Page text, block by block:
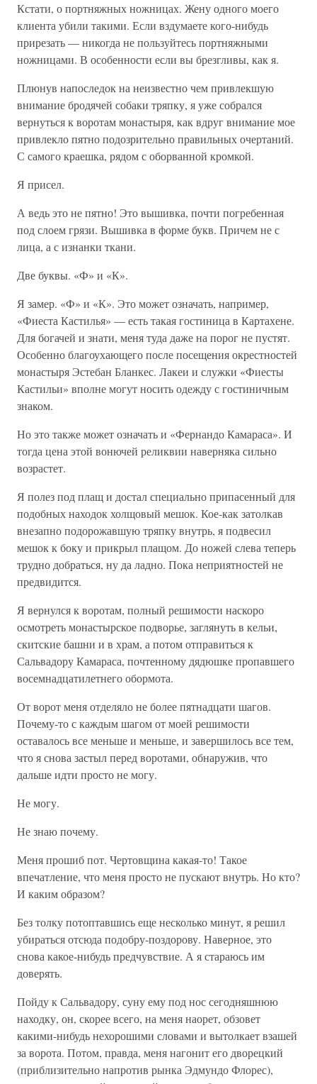
Кстати, о портняжных ножницах. Жену одного моего
клиента убили такими. Если вздумаете кого-нибудь
прирезать — никогда не пользуйтесь портняжными
ножницами. В особенности если вы брезгливы, как я.
Плюнув напоследок на неизвестно чем привлекшую
внимание бродячей собаки тряпку, я уже собрался
вернуться к воротам монастыря, как вдруг внимание мое
привлекло пятно подозрительно правильных очертаний.
С самого краешка, рядом с оборванной кромкой.
Я присел.
А ведь это не пятно! Это вышивка, почти погребенная
под слоем грязи. Вышивка в форме букв. Причем не с
лица, а с изнанки ткани.
Две буквы. «Ф» и «К».
Я замер. «Ф» и «К». Это может означать, например,
«Фиеста Кастилья» — есть такая гостиница в Картахене.
Для богачей и знати, меня туда даже на порог не пустят.
Особенно благоухающего после посещения окрестностей
монастыря Эстебан Бланкес. Лакеи и служки «Фиесты
Кастильи» вполне могут носить одежду с гостиничным
знаком.
Но это также может означать и «Фернандо Камараса». И
тогда цена этой вонючей реликвии наверняка сильно
возрастет.
Я полез под плащ и достал специально припасенный для
подобных находок холщовый мешок. Кое-как затолкав
внезапно подорожавшую тряпку внутрь, я подвесил
мешок к боку и прикрыл плащом. До ножей слева теперь
трудно добраться, ну да ладно. Пока неприятностей не
предвидится.
Я вернулся к воротам, полный решимости наскоро
осмотреть монастырское подворье, заглянуть в кельи,
скитские башни и в храм, а потом отправиться к
Сальвадору Камараса, почтенному дядюшке пропавшего
восемнадцатилетнего обормота.
От ворот меня отделяло не более пятнадцати шагов.
Почему-то с каждым шагом от моей решимости
оставалось все меньше и меньше, и завершилось все тем,
что я снова застыл перед воротами, обнаружив, что
дальше идти просто не могу.
Не могу.
Не знаю почему.
Меня прошиб пот. Чертовщина какая-то! Такое
впечатление, что меня просто не пускают внутрь. Но кто?
И каким образом?
Без толку потоптавшись еще несколько минут, я решил
убираться отсюда подобру-поздорову. Наверное, это
снова какое-нибудь предчувствие. А я стараюсь им
доверять.
Пойду к Сальвадору, суну ему под нос сегодняшнюю
находку, он, скорее всего, на меня наорет, обзовет
какими-нибудь нехорошими словами и вытолкает взашей
за ворота. Потом, правда, меня нагонит его дворецкий
(приблизительно напротив рынка Эдмундо Флорес),